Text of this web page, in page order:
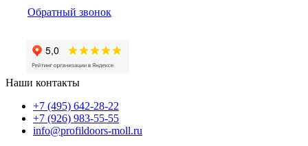
Обратный звонок
Наши контакты
+7 (495) 642-28-22
+7 (926) 983-55-55
info@profildoors-moll.ru